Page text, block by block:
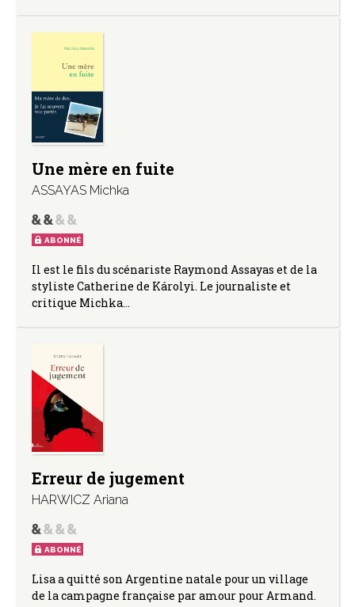
Une mère en fuite
ASSAYAS Michka
ABONNÉ
Il est le fils du scénariste Raymond Assayas et de la
styliste Catherine de Károlyi. Le journaliste et
critique Michka…
Erreur de jugement
HARWICZ Ariana
ABONNÉ
Lisa a quitté son Argentine natale pour un village
de la campagne française par amour pour Armand.